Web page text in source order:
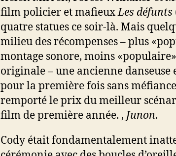
film policier et mafieuxLes défunts
quatre statues ce soir-là. Mais
milieu des récompenses – plus
montage sonore, moins
originale – une ancienne danseuse
pour la première fois sans
remporté le prix du meilleur
film de première année. , Junon.
Cody était fondamentalement